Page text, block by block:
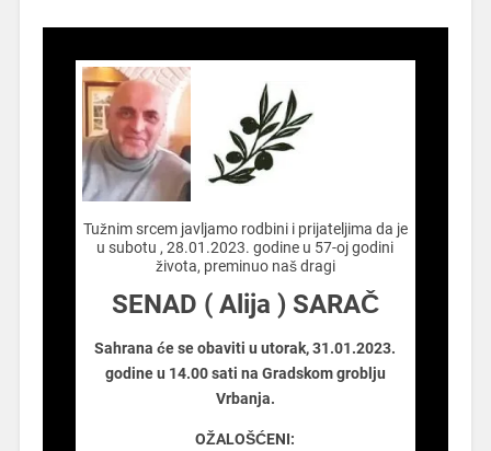
Tužnim srcem javljamo rodbini i prijateljima da je
u subotu , 28.01.2023. godine u 57-oj godini
života, preminuo naš dragi
SENAD ( Alija ) SARAČ
Sahrana će se obaviti u utorak, 31.01.2023.
godine u 14.00 sati na Gradskom groblju
Vrbanja.
OŽALOŠĆENI: